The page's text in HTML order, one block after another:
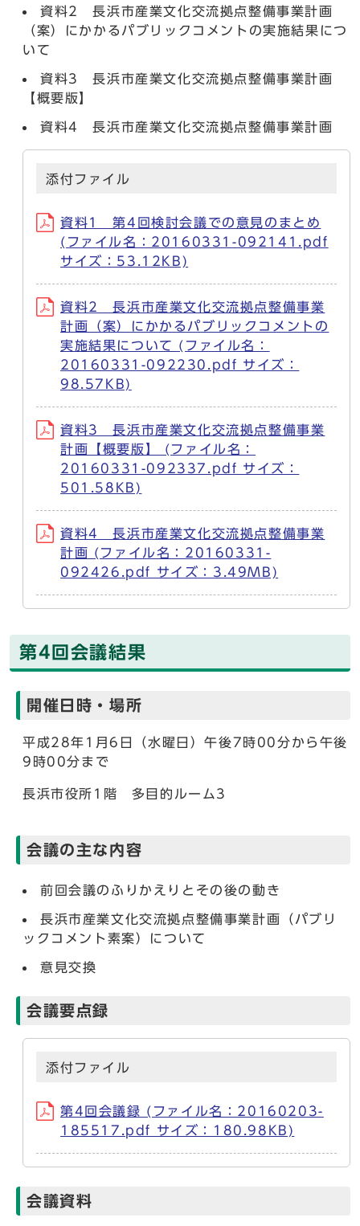
資料2 長浜市産業文化交流拠点整備事業計画
（案）にかかるパブリックコメントの実施結果につ
いて
資料3 長浜市産業文化交流拠点整備事業計画
【概要版】
資料4 長浜市産業文化交流拠点整備事業計画
添付ファイル
資料1 第4回検討会議での意見のまとめ
(ファイル名：20160331-092141.pdf
サイズ：53.12KB)
資料2 長浜市産業文化交流拠点整備事業
計画（案）にかかるパブリックコメントの
実施結果について (ファイル名：
20160331-092230.pdf サイズ：
98.57KB)
資料3 長浜市産業文化交流拠点整備事業
計画【概要版】 (ファイル名：
20160331-092337.pdf サイズ：
501.58KB)
資料4 長浜市産業文化交流拠点整備事業
計画 (ファイル名：20160331-
092426.pdf サイズ：3.49MB)
第4回会議結果
開催日時・場所
平成28年1月6日（水曜日）午後7時00分から午後
9時00分まで
長浜市役所1階 多目的ルーム3
会議の主な内容
前回会議のふりかえりとその後の動き
長浜市産業文化交流拠点整備事業計画（パブリ
ックコメント素案）について
意見交換
会議要点録
添付ファイル
第4回会議録 (ファイル名：20160203-
185517.pdf サイズ：180.98KB)
会議資料